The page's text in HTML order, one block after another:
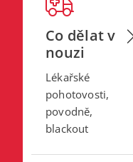
Co dělat v
nouzi
Lékařské
pohotovosti,
povodně,
blackout